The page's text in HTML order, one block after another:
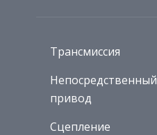
Трансмиссия
Непосредственный
привод
Сцепление